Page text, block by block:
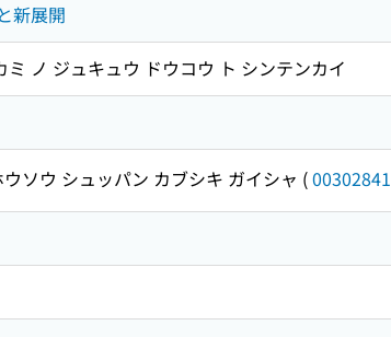
新展開
ノ ジュキュウ ドウコウ ト シンテンカイ
ソウ シュッパン カブシキ ガイシャ (00302841